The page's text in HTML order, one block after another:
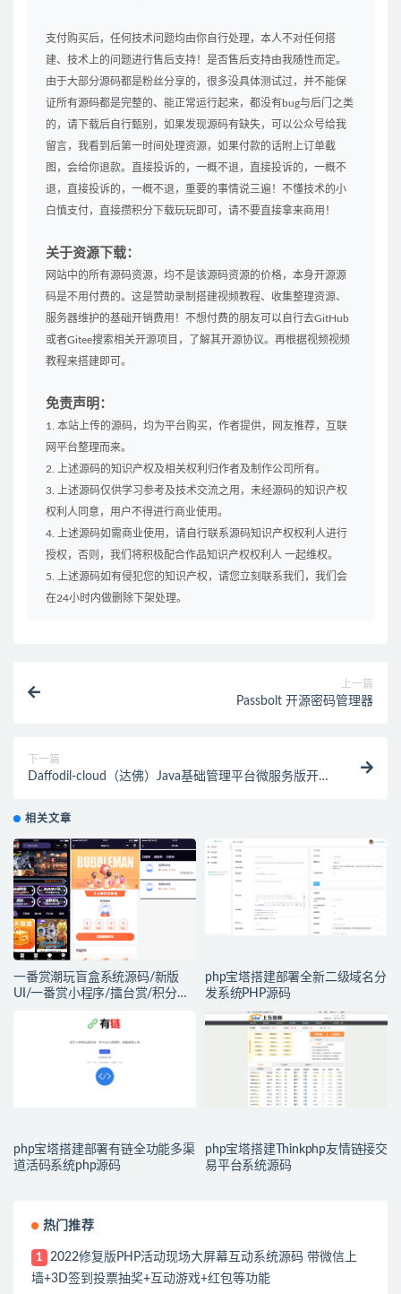
支付购买后，任何技术问题均由你自行处理，本人不对任何搭
建、技术上的问题进行售后支持！是否售后支持由我随性而定。
由于大部分源码都是粉丝分享的，很多没具体测试过，并不能保
证所有源码都是完整的、能正常运行起来，都没有bug与后门之类
的，请下载后自行甄别，如果发现源码有缺失，可以公众号给我
留言，我看到后第一时间处理资源，如果付款的话附上订单截
图，会给你退款。直接投诉的，一概不退，直接投诉的，一概不
退，直接投诉的，一概不退，重要的事情说三遍！不懂技术的小
白慎支付，直接攒积分下载玩玩即可，请不要直接拿来商用！
关于资源下载：
网站中的所有源码资源，均不是该源码资源的价格，本身开源源
码是不用付费的。这是赞助录制搭建视频教程、收集整理资源、
服务器维护的基础开销费用！不想付费的朋友可以自行去GitHub
或者Gitee搜索相关开源项目，了解其开源协议。再根据视频视频
教程来搭建即可。
免责声明：
1. 本站上传的源码，均为平台购买，作者提供，网友推荐，互联
网平台整理而来。
2. 上述源码的知识产权及相关权利归作者及制作公司所有。
3. 上述源码仅供学习参考及技术交流之用，未经源码的知识产权
权利人同意，用户不得进行商业使用。
4. 上述源码如需商业使用，请自行联系源码知识产权权利人进行
授权，否则，我们将积极配合作品知识产权权利人 一起维权。
5. 上述源码如有侵犯您的知识产权，请您立刻联系我们，我们会
在24小时内做删除下架处理。
上一篇
Passbolt 开源密码管理器
下一篇
Daffodil-cloud（达佛）Java基础管理平台微服务版开源
相关文章
一番赏潮玩盲盒系统源码/新版
UI/一番赏小程序/擂台赏/积分赏/
php宝塔搭建部署全新二级域名分
发系统PHP源码
php宝塔搭建部署有链全功能多渠
道活码系统php源码
php宝塔搭建Thinkphp友情链接交
易平台系统源码
热门推荐
1
2022修复版PHP活动现场大屏幕互动系统源码 带微信上
墙+3D签到投票抽奖+互动游戏+红包等功能